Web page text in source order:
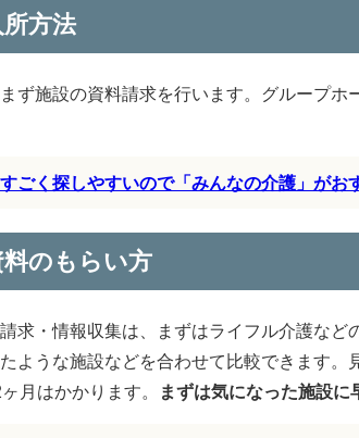
方法
ず施設の資料請求を行います。グループホ
ごく探しやすいので「みんなの介護」がお
のもらい方
求・情報収集は、まずはライフル介護など
ような施設などを合わせて比較できます
月はかかります。
まずは気になった施設に